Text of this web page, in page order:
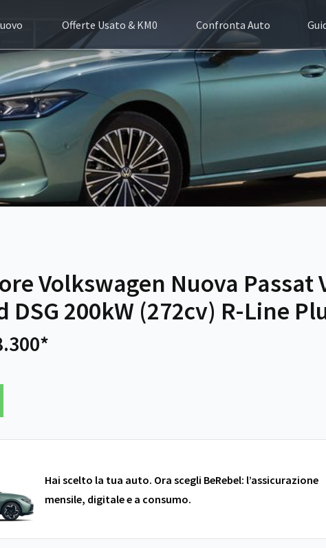
Offerte Usato & KM0 Confronta Auto
Volkswagen Nuova Passat
DSG 200kW (272cv) R-Line
Hai scelto la tua auto. Ora scegli BeRebel: l’assicurazione
mensile, digitale e a consumo.